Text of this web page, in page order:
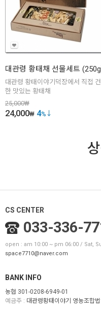
대관령 황태채 선물세트
대관령 황태이야기덕장에서 직접
한 맛있는 황태채
25,000₩
24,000₩ 4%
CS CENTER
033-336-
open : am 10:00 ~ pm 06:00 / Sat,
space7710@naver.com
BANK INFO
농협 301-0208-6949-01
예금주 : 대관령황태이야기 영농조합